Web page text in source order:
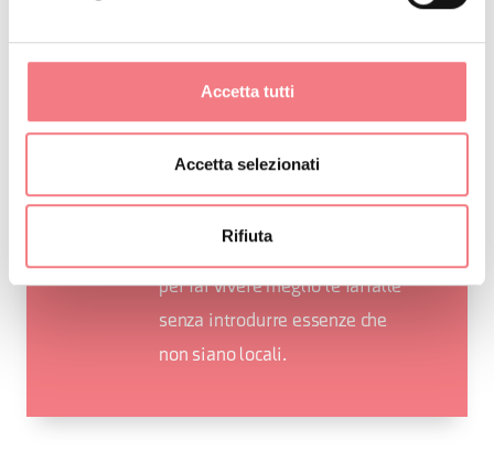
Accetta tutti
Accetta selezionati
Rifiuta
Nel 2015 è stato inaugurato nella
Foresta il Giardino delle Farfalle: un
per far vivere meglio le farfalle
senza introdurre essenze che
non siano locali.